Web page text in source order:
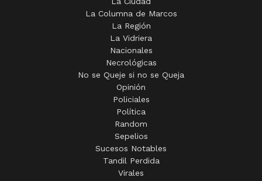
La Columna de Marcos
La Región
La Vidriera
Nacionales
Necrológicas
No se Queje si no se Queja
Opinión
Policiales
Política
Random
Sepelios
Sucesos Notables
Tandil Perdida
Virales